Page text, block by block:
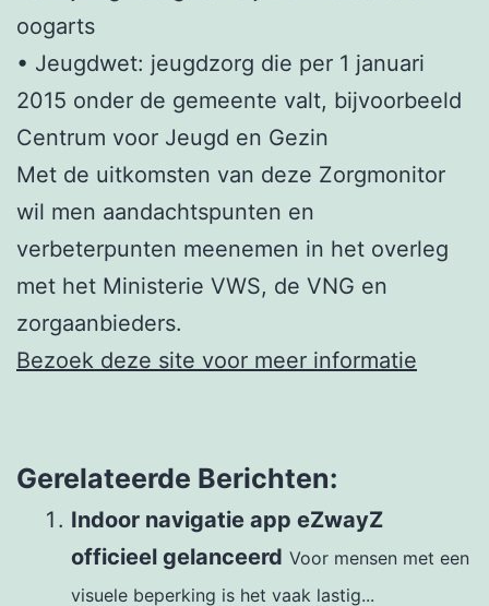
oogarts
• Jeugdwet: jeugdzorg die per 1 januari
2015 onder de gemeente valt, bijvoorbeeld
Centrum voor Jeugd en Gezin
Met de uitkomsten van deze Zorgmonitor
wil men aandachtspunten en
verbeterpunten meenemen in het overleg
met het Ministerie VWS, de VNG en
zorgaanbieders.
Bezoek deze site voor meer informatie
Gerelateerde Berichten:
Indoor navigatie app eZwayZ
officieel gelanceerd Voor mensen met een
visuele beperking is het vaak lastig...